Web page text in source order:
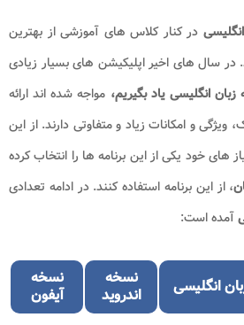
در کنار کلاس های آموزشی از بهترین
سال های اخیر اپلیکیشن های بسیار زیادی
زبان انگلیسی یاد بگیریم، مواجه شده اند ارائه
و امکانات زیاد و متفاوتی دارند. از این
های خود یکی از این برنامه ها را انتخاب کرده
، از این برنامه استفاده کنند. در ادامه تعدادی
آمده است:
انگلیسی
نسخه
اندروید
نسخه
آیفون